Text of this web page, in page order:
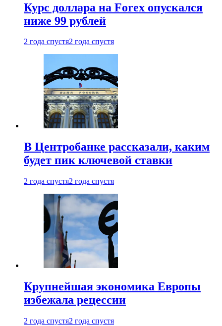
Курс доллара на Forex опускался
ниже 99 рублей
2 года спустя2 года спустя
В Центробанке рассказали, каким
будет пик ключевой ставки
2 года спустя2 года спустя
Крупнейшая экономика Европы
избежала рецессии
2 года спустя2 года спустя